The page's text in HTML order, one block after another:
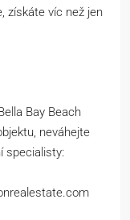
získáte víc než jen
Bay Beach
neváhejte
specialisty: